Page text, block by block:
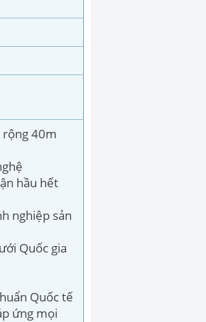
40m
hầu hết
nghiệp sản
Quốc gia
Quốc tế
ứng mọi